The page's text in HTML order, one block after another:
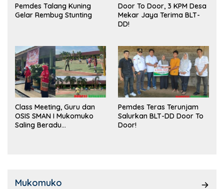
Pemdes Talang Kuning
Gelar Rembug Stunting
Door To Door, 3 KPM Desa
Mekar Jaya Terima BLT-
DD!
Class Meeting, Guru dan
OSIS SMAN I Mukomuko
Saling Beradu
Pemdes Teras Terunjam
Salurkan BLT-DD Door To
Door!
Mukomuko